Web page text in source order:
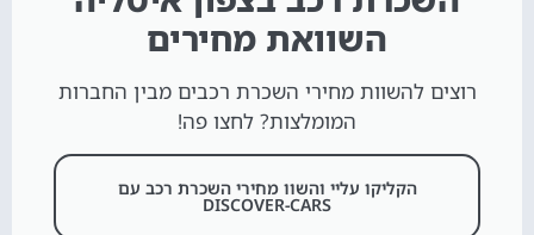
השוואת מחירים
רוצים להשוות מחירי השכרת רכבים מבין החברות
המומלצות? לחצו פה!
הקליקו עליי והשוו מחירי השכרת רכב עם
DISCOVER-CARS